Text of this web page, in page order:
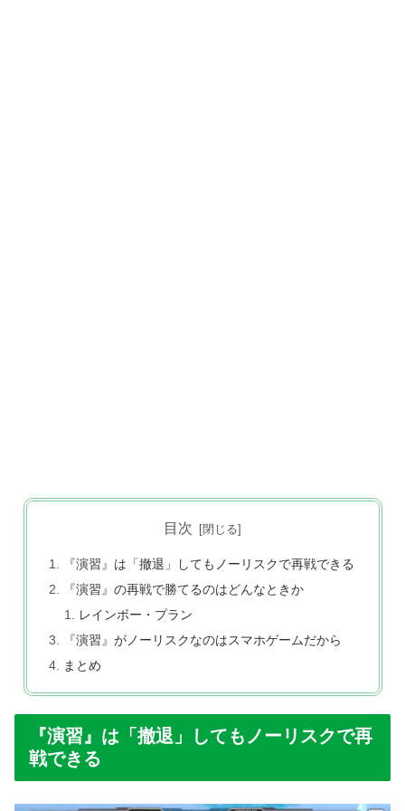
目次
『演習』は「撤退」してもノーリスクで再戦できる
『演習』の再戦で勝てるのはどんなときか
レインボー・プラン
『演習』がノーリスクなのはスマホゲームだから
まとめ
『演習』は「撤退」してもノーリスクで再
戦できる